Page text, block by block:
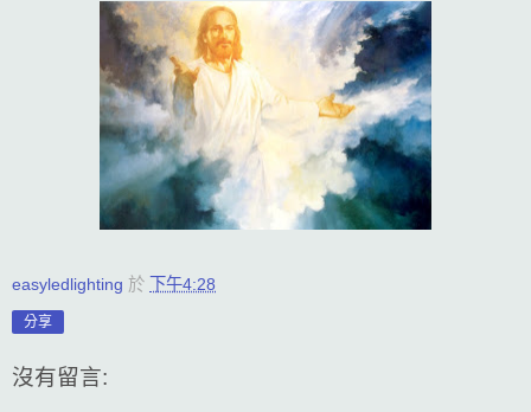
easyledlighting 於 下午4:28
分享
沒有留言: